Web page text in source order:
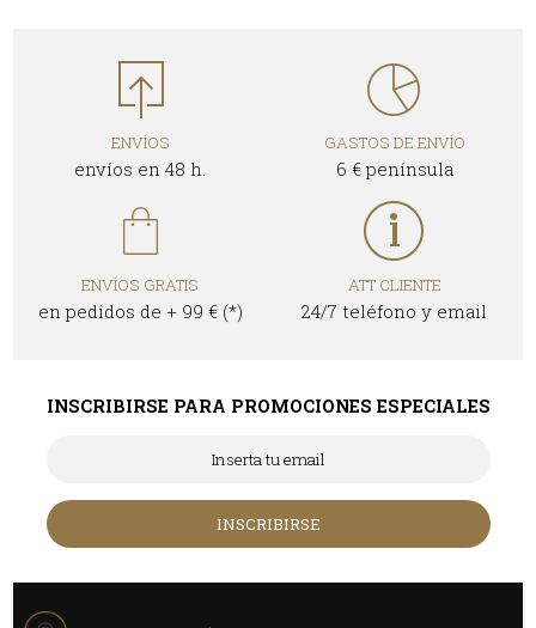
ENVÍOS
envíos en 48 h.
GASTOS DE ENVÍO
6 € península
ENVÍOS GRATIS
en pedidos de + 99 € (*)
ATT CLIENTE
24/7 teléfono y email
INSCRIBIRSE PARA PROMOCIONES ESPECIALES
INSCRIBIRSE